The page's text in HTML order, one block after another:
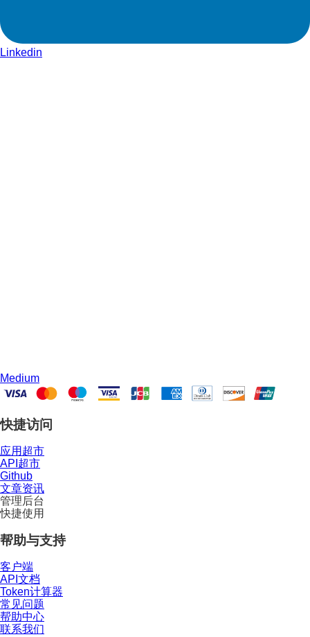
Linkedin
Medium
快捷访问
应用超市
API超市
Github
文章资讯
管理后台
快捷使用
帮助与支持
客户端
API文档
Token计算器
常见问题
帮助中心
联系我们